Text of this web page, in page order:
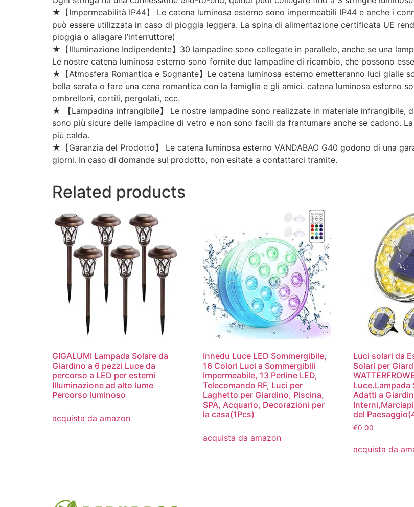
★【Impermeabilità IP44】 Le catena luminosa esterno sono impermeabili IP44 e anche i
può essere utilizzata in caso di pioggia leggera. La spina di alimentazione certificata UE
pioggia o allagare l’interruttore)
★【Illuminazione Indipendente】30 lampadine sono collegate in parallelo, anche se una
Le nostre catena luminosa esterno sono fornite due lampadine di ricambio, che possono
★【Atmosfera Romantica e Sognante】Le catena luminosa esterno emetteranno luci gialle
bella serata o fare una cena romantica con la famiglia e gli amici. catena luminosa esterno
ombrelloni, cortili, pergolati, ecc.
★ 【Lampadina infrangibile】 Le nostre lampadine sono realizzate in materiale infrangibile,
sono più sicure delle lampadine di vetro e non sono facili da frantumare anche se cadono.
più calda.
★【Garanzia del Prodotto】 Le catena luminosa esterno VANDABAO G40 godono di una
giorni. In caso di domande sul prodotto, non esitate a contattarci tramite.
Related products
GIGALUMI Lampada Solare da
Giardino a 6 pezzi Luce da
percorso a LED per esterni
Illuminazione ad alto lume
Percorso luminoso
acquista da amazon
Innedu Luce LED Sommergibile,
16 Colori Luci a Sommergibili
Impermeabile, 13 Perline LED,
Telecomando RF, Luci per
Laghetto per Giardino, Piscina,
SPA, Acquario, Decorazioni per
la casa(1Pcs)
acquista da amazon
Luci solari da
Solari per
Luce.Lampada
Adatti a
del
€0.00
acquista da